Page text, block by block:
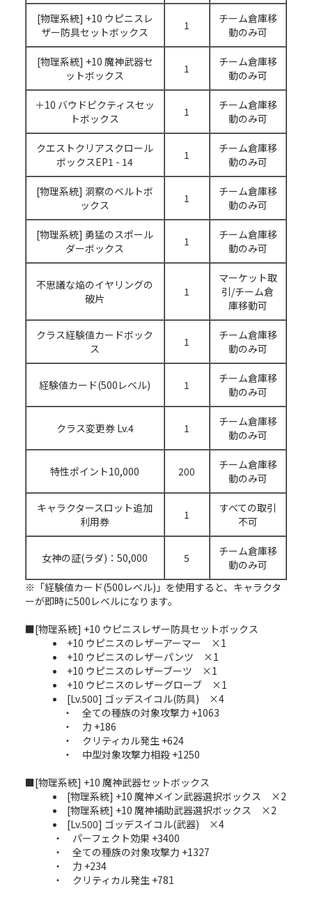
[物理系統] +10 ウピニスレ
ザー防具セットボックス
1
チーム倉庫移
動のみ可
[物理系統] +10 魔神武器セ
ットボックス
1
チーム倉庫移
動のみ可
＋10 バウドピクティスセッ
トボックス
1
チーム倉庫移
動のみ可
クエストクリアスクロール
ボックスEP1 - 14
1
チーム倉庫移
動のみ可
[物理系統] 洞察のベルトボ
ックス
1
チーム倉庫移
動のみ可
[物理系統] 勇猛のスポール
ダーボックス
1
チーム倉庫移
動のみ可
不思議な焔のイヤリングの
破片
1
マーケット取
引/チーム倉
庫移動可
クラス経験値カードボック
ス
1
チーム倉庫移
動のみ可
経験値カード(500レベル) 1
チーム倉庫移
動のみ可
クラス変更券 Lv.4 1
チーム倉庫移
動のみ可
特性ポイント10,000 200
チーム倉庫移
動のみ可
キャラクタースロット追加
利用券
1
すべての取引
不可
女神の証(ラダ)：50,000 5
チーム倉庫移
動のみ可
※「経験値カード(500レベル)」を使用すると、キャラクタ
ーが即時に500レベルになります。
■[物理系統] +10 ウピニスレザー防具セットボックス​
+10 ウピニスのレザーアーマー ×1
+10 ウピニスのレザーパンツ ×1
+10 ウピニスのレザーブーツ ×1
+10 ウピニスのレザーグローブ ×1
[Lv.500] ゴッデスイコル(防具) ×4
・ 全ての種族の対象攻撃力 +1063
・ 力 +186
・ クリティカル発生 +624
・ 中型対象攻撃力相殺 +1250
■[物理系統] +10 魔神武器セットボックス
[物理系統] +10 魔神メイン武器選択ボックス ×2
[物理系統] +10 魔神補助武器選択ボックス ×2
[Lv.500] ゴッデスイコル(武器) ×4
・ パーフェクト効果 +3400
・ 全ての種族の対象攻撃力 +1327
・ 力 +234
・ クリティカル発生 +781